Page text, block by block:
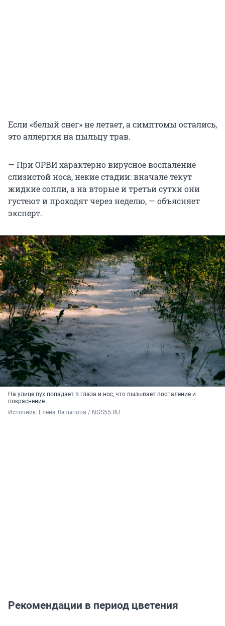
Если «белый снег» не летает, а симптомы остались,
это аллергия на пыльцу трав.
— При ОРВИ характерно вирусное воспаление
слизистой носа, некие стадии: вначале текут
жидкие сопли, а на вторые и третьи сутки они
густеют и проходят через неделю, — объясняет
эксперт.
На улице пух попадает в глаза и нос, что вызывает воспаление и
покраснение
Источник: Елена Латыпова / NGS55.RU
Рекомендации в период цветения